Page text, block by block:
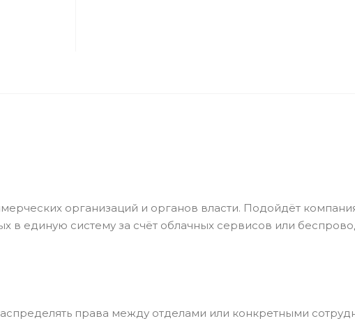
организаций и органов власти. Подойдёт
в единую систему за счёт облачных сервисов или
права между отделами или конкретными